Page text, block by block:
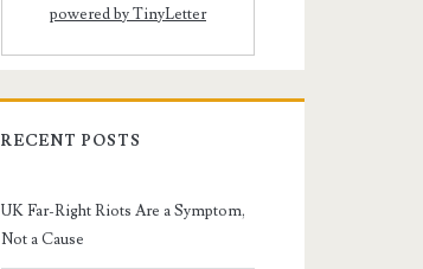
powered by TinyLetter
RECENT POSTS
UK Far-Right Riots Are a Symptom,
Not a Cause